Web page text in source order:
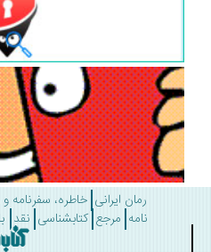
رمان ایرانی خاطره، سفرنامه و روایت
مرجع کتابشناسی نقد بایگانی